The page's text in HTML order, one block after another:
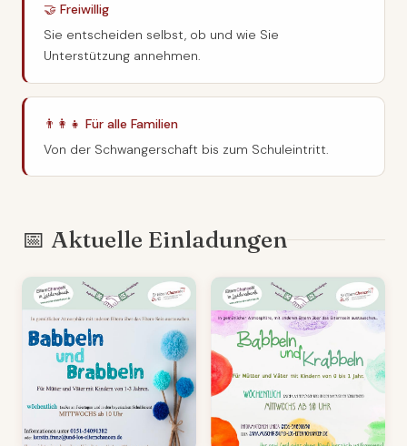
🤝 Freiwillig
Sie entscheiden selbst, ob und wie Sie
Unterstützung annehmen.
👨‍👩‍👧 Für alle Familien
Von der Schwangerschaft bis zum Schuleintritt.
📅 Aktuelle Einladungen